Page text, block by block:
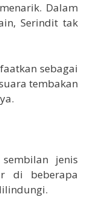
Dalam
Serindit tak
sebagai
tembakan
jenis
di beberapa